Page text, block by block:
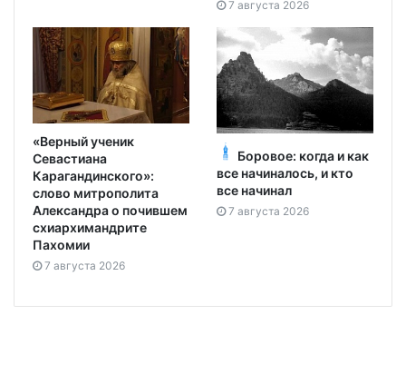
«Верный ученик
Севастиана
Карагандинского»:
слово митрополита
Александра о почившем
схиархимандрите
Пахомии
7 августа 2026
Боровое: когда и как
все начиналось, и кто
все начинал
7 августа 2026